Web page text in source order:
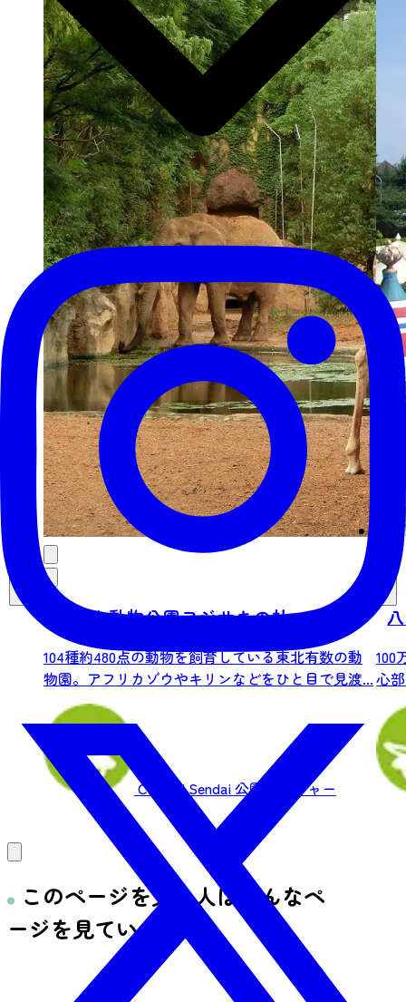
八木山動物公園フジサキの杜
104種約480点の動物を飼育している東北有数の動
物園。アフリカゾウやキリンなどをひと目で見渡...
Central Sendai公園・レジャー
100
心
このページを見た人はこんなペ
ージを見ています